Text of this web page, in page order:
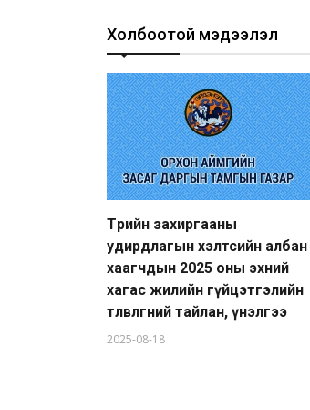
Холбоотой мэдээлэл
Төрийн захиргааны
удирдлагын хэлтсийн албан
хаагчдын 2025 оны эхний
хагас жилийн гүйцэтгэлийн
төлөвлөгөөний тайлан, үнэлгээ
2025-08-18